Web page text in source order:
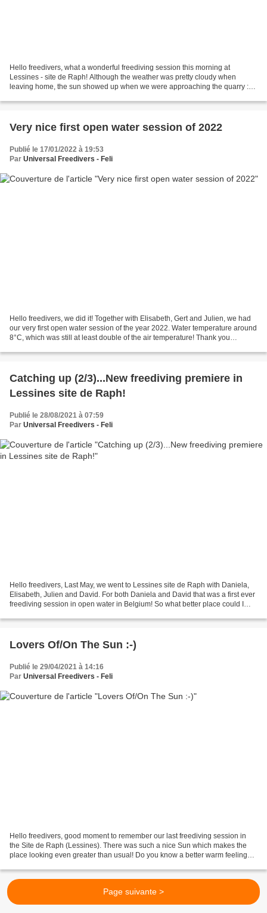
Hello freedivers, what a wonderful freediving session this morning at
Lessines - site de Raph! Although the weather was pretty cloudy when
leaving home, the sun showed up when we were approaching the quarry :o).
Very nice first open water session of 2022
Publié le 17/01/2022 à 19:53
Par Universal Freedivers - Feli
Hello freedivers, we did it! Together with Elisabeth, Gert and Julien, we had
our very first open water session of the year 2022. Water temperature around
8°C, which was still at least double of the air temperature! Thank you
Catching up (2/3)...New freediving premiere in
Lessines site de Raph!
Publié le 28/08/2021 à 07:59
Par Universal Freedivers - Feli
Hello freedivers, Last May, we went to Lessines site de Raph with Daniela,
Elisabeth, Julien and David. For both Daniela and David that was a first ever
freediving session in open water in Belgium! So what better place could I
Lovers Of/On The Sun :-)
Publié le 29/04/2021 à 14:16
Par Universal Freedivers - Feli
Hello freedivers, good moment to remember our last freediving session in
the Site de Raph (Lessines). There was such a nice Sun which makes the
place looking even greater than usual! Do you know a better warm feeling
Page suivante >